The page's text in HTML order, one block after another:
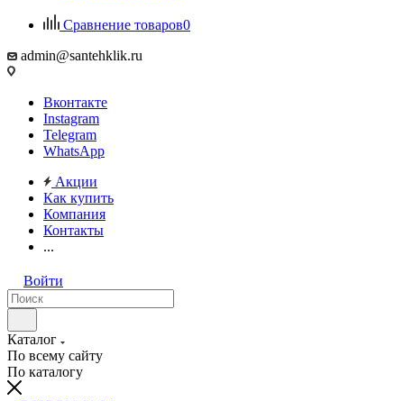
Сравнение товаров0
admin@santehklik.ru
Вконтакте
Instagram
Telegram
WhatsApp
Акции
Как купить
Компания
Контакты
...
Войти
Каталог
По всему сайту
По каталогу